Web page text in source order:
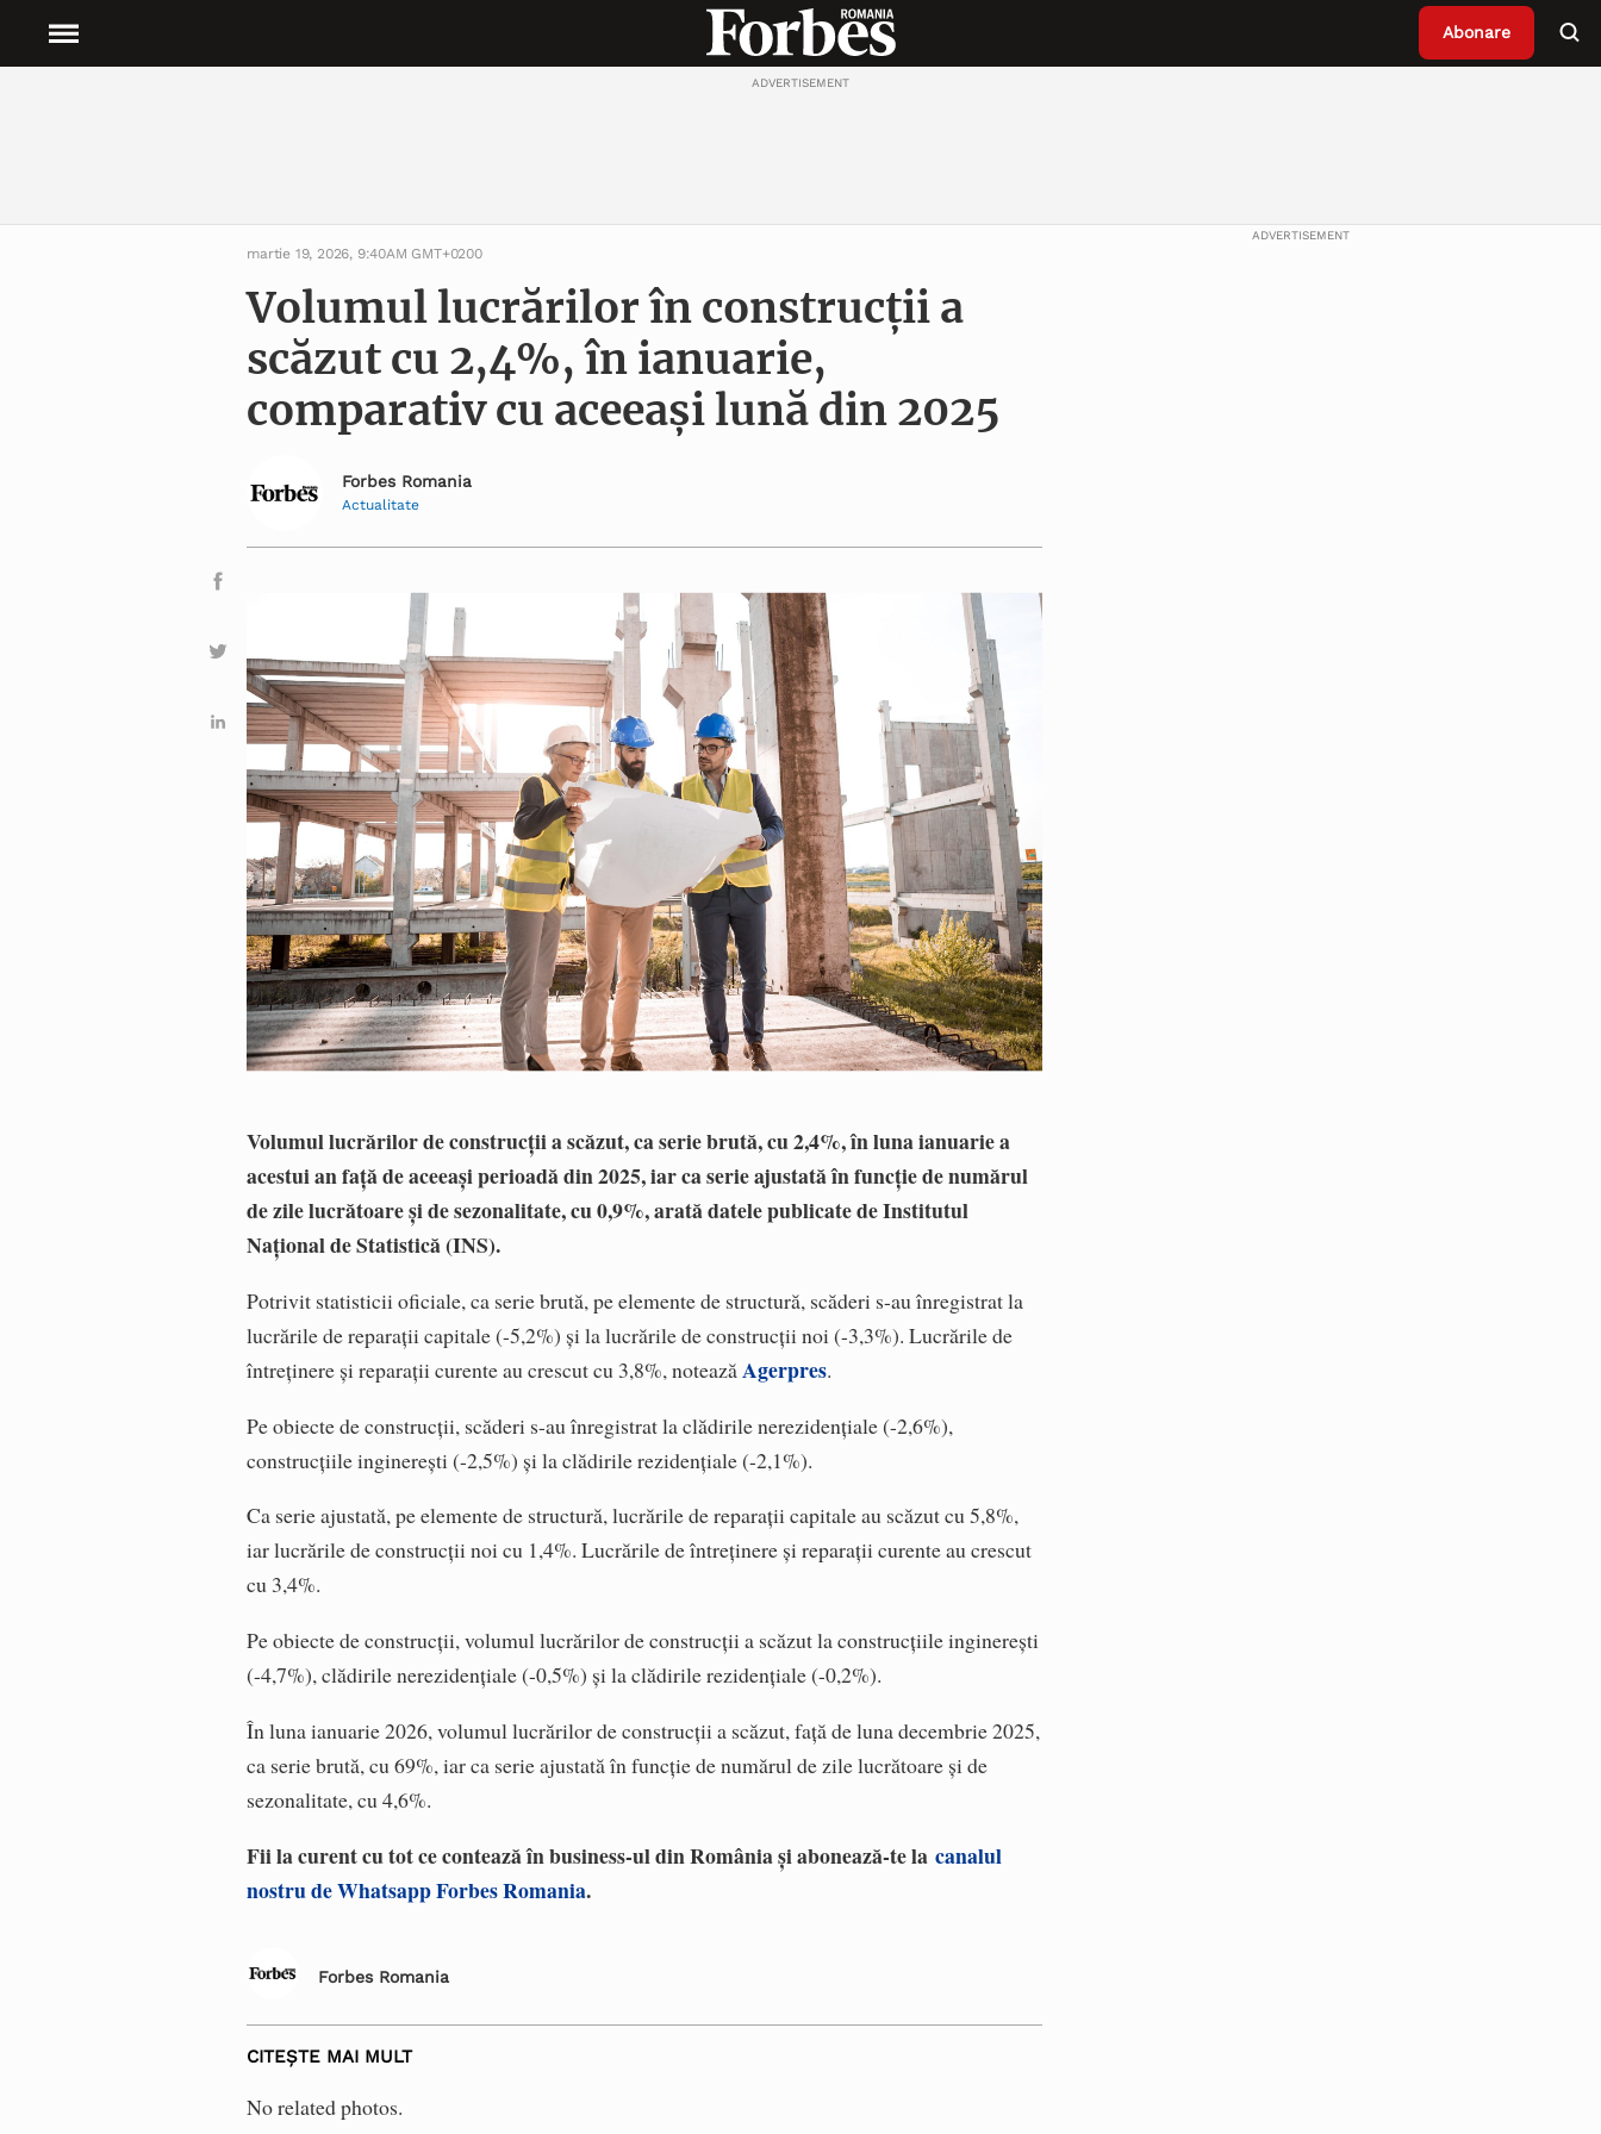
Abonare
ADVERTISEMENT
martie 19, 2026, 9:40AM GMT+0200
Volumul lucrărilor în construcții a
scăzut cu 2,4%, în ianuarie,
comparativ cu aceeași lună din 2025
Forbes Romania
Actualitate
Volumul lucrărilor de construcţii a scăzut, ca serie brută, cu 2,4%, în luna ianuarie a
acestui an faţă de aceeaşi perioadă din 2025, iar ca serie ajustată în funcţie de numărul
de zile lucrătoare şi de sezonalitate, cu 0,9%, arată datele publicate de Institutul
Naţional de Statistică (INS).
Potrivit statisticii oficiale, ca serie brută, pe elemente de structură, scăderi s-au înregistrat la
lucrările de reparaţii capitale (-5,2%) şi la lucrările de construcţii noi (-3,3%). Lucrările de
întreţinere şi reparaţii curente au crescut cu 3,8%, noteazăAgerpres.
Pe obiecte de construcţii, scăderi s-au înregistrat la clădirile nerezidenţiale (-2,6%),
construcţiile inginereşti (-2,5%) şi la clădirile rezidenţiale (-2,1%).
Ca serie ajustată, pe elemente de structură, lucrările de reparaţii capitale au scăzut cu 5,8%,
iar lucrările de construcţii noi cu 1,4%. Lucrările de întreţinere şi reparaţii curente au crescut
cu 3,4%.
Pe obiecte de construcţii, volumul lucrărilor de construcţii a scăzut la construcţiile inginereşti
(-4,7%), clădirile nerezidenţiale (-0,5%) şi la clădirile rezidenţiale (-0,2%).
În luna ianuarie 2026, volumul lucrărilor de construcţii a scăzut, faţă de luna decembrie 2025,
ca serie brută, cu 69%, iar ca serie ajustată în funcţie de numărul de zile lucrătoare şi de
sezonalitate, cu 4,6%.
Fii la curent cu tot ce contează în business-ul din România și abonează-te lacanalul
nostru de Whatsapp Forbes Romania.
Forbes Romania
CITEȘTE MAI MULT
No related photos.